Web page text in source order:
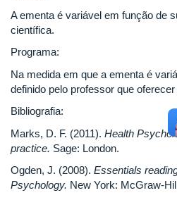
A ementa é variável em função de
científica.
Programa:
Na medida em que a ementa é
definido pelo professor que
Bibliografia:
Marks, D. F. (2011). Health
practice. Sage: London.
Ogden, J. (2008). Essentials
Psychology. New York: McGraw-